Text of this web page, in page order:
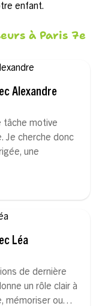
enfant.
à Paris 7e
Alexandre
tâche motive
Je cherche donc
une
Léa
de dernière
un rôle clair à
mémoriser ou…